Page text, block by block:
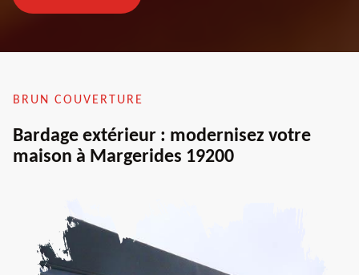
BRUN COUVERTURE
Bardage extérieur : modernisez votre
maison à Margerides 19200